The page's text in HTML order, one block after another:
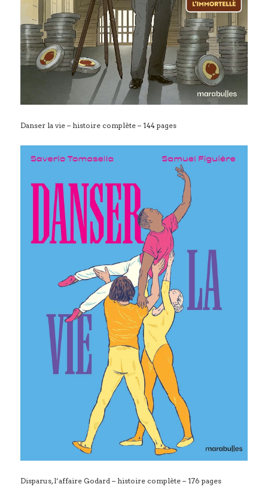
Danser la vie – histoire complète – 144 pages
Disparus, l’affaire Godard – histoire complète – 176 pages